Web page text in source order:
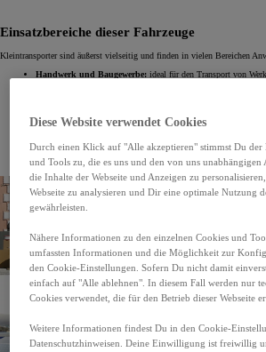
Einsatzbereiche dieser Fahrzeuge
Kleintransporter sind äußerst vielseitig und finden in vielen Bereichen
Handwerk und Baugewerbe: ideal für den Transport von
perfekt für die Auslieferung
Ausrüstung und vielem mehr
Gegenstände bieten
Dienstleistungssektor:beliebt bei Unternehmen, die vor Ort
Catering, Reinigungsdienste und mobile Werkstätten
Diese Website verwendet Cookies
Durch einen Klick auf "Alle akzeptieren" stimmst Du der
und Tools zu, die es uns und den von uns unabhängigen
die Inhalte der Webseite und Anzeigen zu
Webseite zu analysieren und Dir eine optimale Nutzung
gewährleisten.
Nähere Informationen zu den einzelnen Cookies und
umfassten Informationen und die Möglichkeit zur
den Cookie-Einstellungen. Sofern Du nicht damit
einfach auf "Alle ablehnen". In diesem Fall werden nur
Cookies verwendet, die für den Betrieb dieser Webseite
Weitere Informationen findest Du in den Cookie-
Datenschutzhinweisen. Deine Einwilligung ist freiwillig